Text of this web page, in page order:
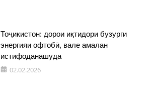
Тоҷикистон: дорои иқтидори бузурги
энергияи офтобӣ, вале амалан
истифоданашуда
02.02.2026